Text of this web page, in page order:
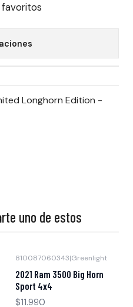
favoritos
Longhorn Edition -
uno de estos
810087060343|Greenlight
2021 Ram 3500 Big Horn
Sport 4x4
$11.990